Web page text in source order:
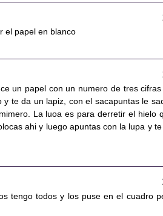
el papel en blanco
un papel con un numero de tres
te da un lapiz, con el sacapuntas le
La luoa es para derretir el hielo
ahi y luego apuntas con la lupa y
tengo todos y los puse en el cuadro